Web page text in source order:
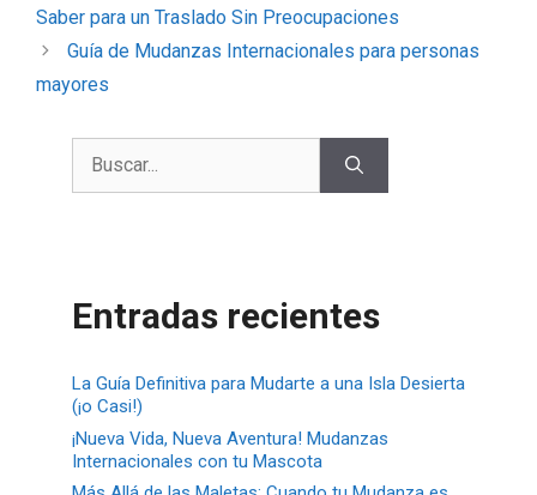
Saber para un Traslado Sin Preocupaciones
Guía de Mudanzas Internacionales para personas
mayores
Entradas recientes
La Guía Definitiva para Mudarte a una Isla Desierta
(¡o Casi!)
¡Nueva Vida, Nueva Aventura! Mudanzas
Internacionales con tu Mascota